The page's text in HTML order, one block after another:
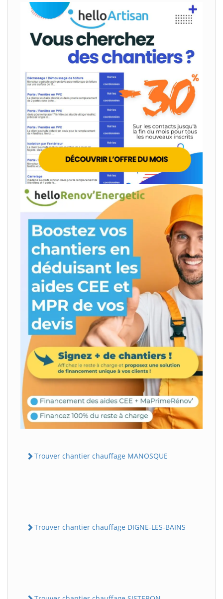
Trouver chantier chauffage MANOSQUE
Trouver chantier chauffage DIGNE-LES-BAINS